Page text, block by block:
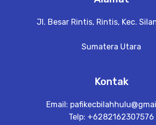
Jl. Besar Rintis, Rintis, Kec.
Sumatera Utara
Kontak
Email:
Telp: +6282162307576